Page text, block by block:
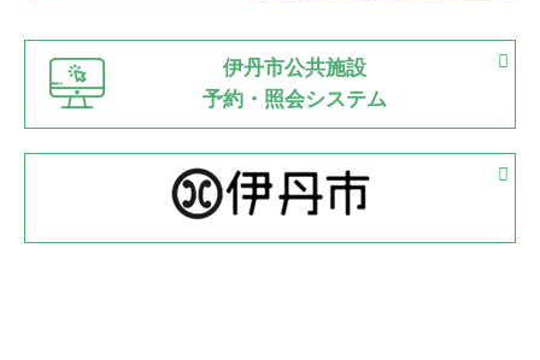
2022.06.12
県知事杯争奪バレーボール大会が開催
2022.05.05
体育協会長杯 バドミントン競技の部
2022.05.22
伊丹市公共施設
予約・照会システム